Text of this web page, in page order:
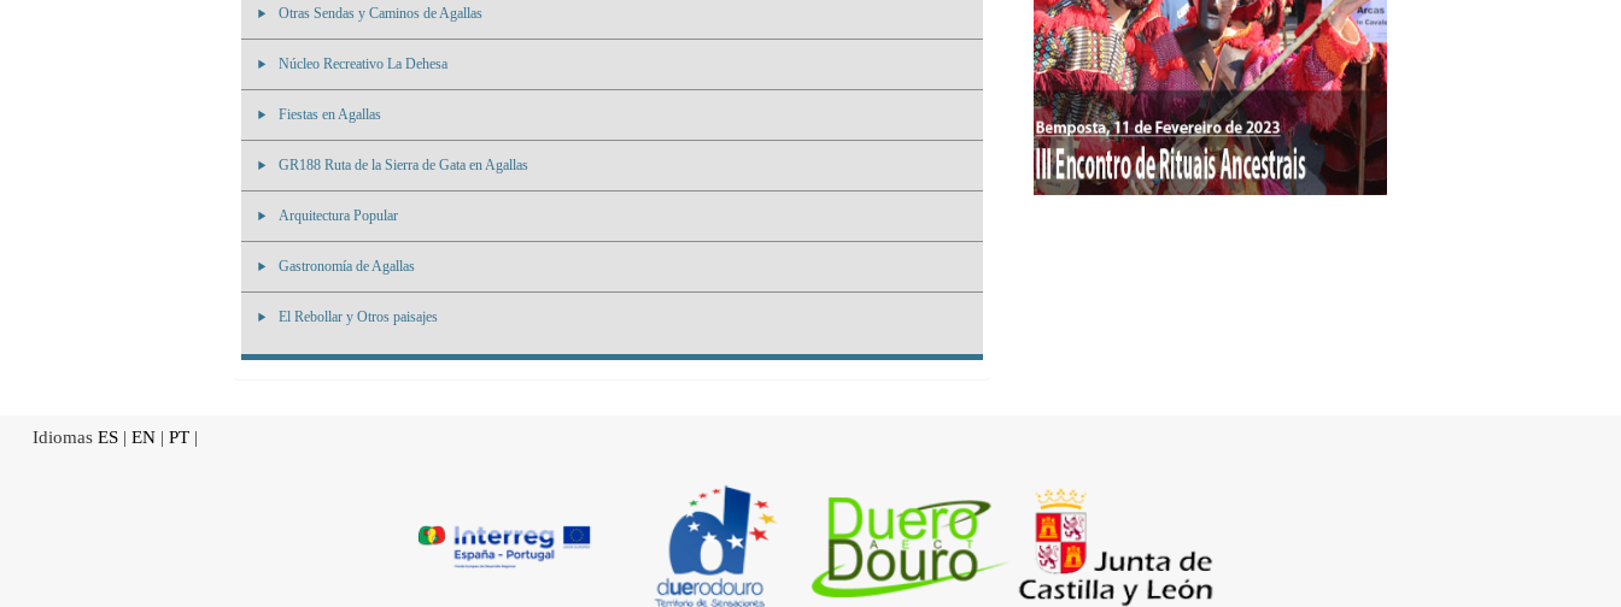
Otras Sendas y Caminos de Agallas
Núcleo Recreativo La Dehesa
Fiestas en Agallas
GR188 Ruta de la Sierra de Gata en Agallas
Arquitectura Popular
Gastronomía de Agallas
El Rebollar y Otros paisajes
Idiomas ES | EN | PT |